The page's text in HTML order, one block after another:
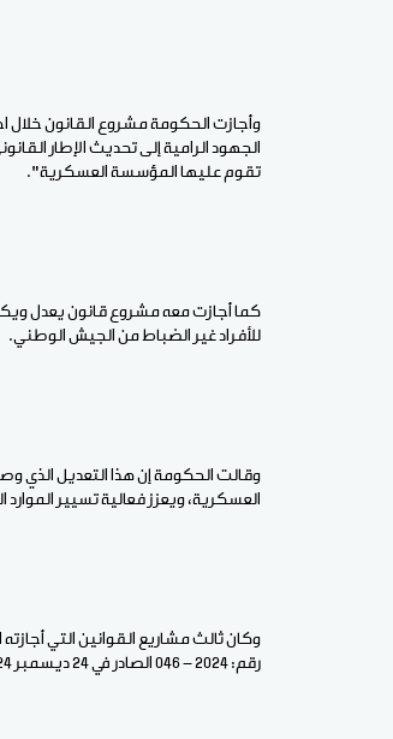
الجهود الرامية إلى تحديث الإطار
تقوم عليها المؤسسة العسكرية".
للأفراد غير الضباط من الجيش الوطني.
وقالت الحكومة إن هذا التعديل الذي
العسكرية، ويعزز فعالية تسيير
وكان ثالث مشاريع القوانين التي
رقم: 2024 - 046 الصادر في 24 ديسمبر 2024 المحدد لنظام الشرطة الوطنية.